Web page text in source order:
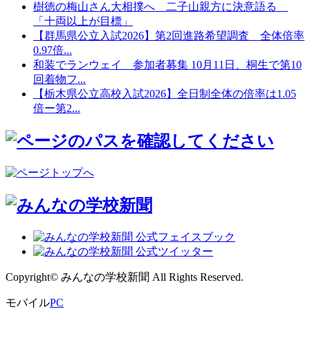
樹徳の梅山さん大相撲へ 二子山親方に決意語る
「十両以上が目標」
【群馬県公立入試2026】第2回進路希望調査 全体倍率
0.97倍...
和装でランウェイ 参加者募集 10月11日、桐生で第10
回着物フ...
【栃木県公立高校入試2026】全日制全体の倍率は1.05
倍ー第2...
Copyright© みんなの学校新聞 All Rights Reserved.
モバイルPC